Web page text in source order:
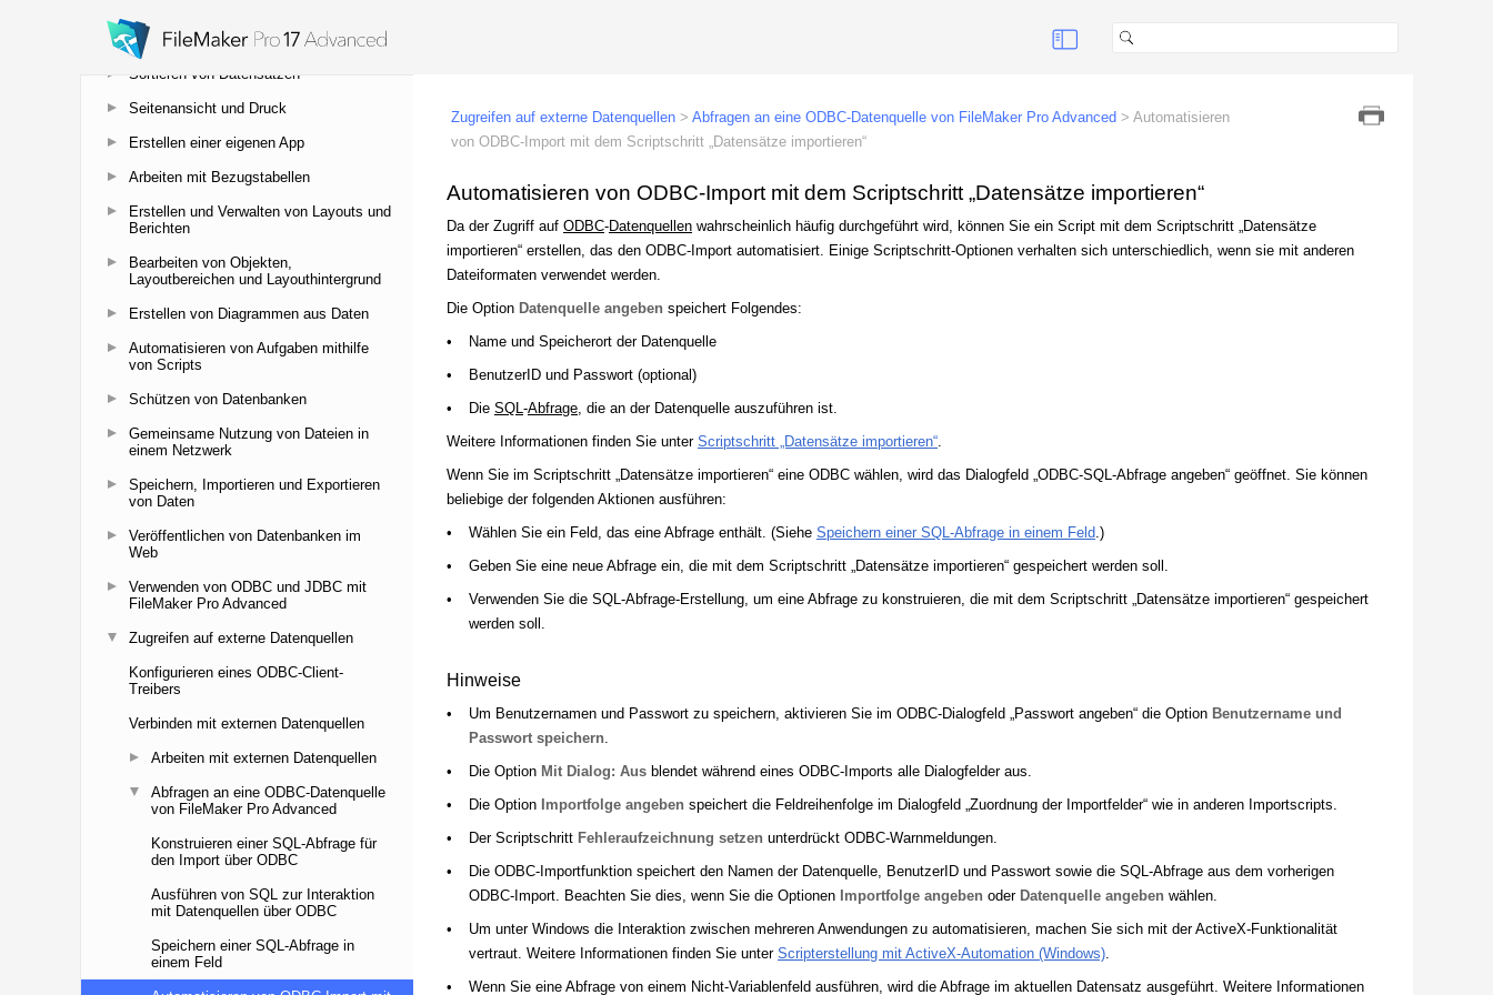
Suchen nach Datensätzen
Sortieren von Datensätzen
Seitenansicht und Druck
Erstellen einer eigenen App
Arbeiten mit Bezugstabellen
Erstellen und Verwalten von Layouts und
Berichten
Bearbeiten von Objekten,
Layoutbereichen und Layouthintergrund
Erstellen von Diagrammen aus Daten
Automatisieren von Aufgaben mithilfe
von Scripts
Schützen von Datenbanken
Gemeinsame Nutzung von Dateien in
einem Netzwerk
Speichern, Importieren und Exportieren
von Daten
Veröffentlichen von Datenbanken im
Web
Verwenden von ODBC und JDBC mit
FileMaker Pro Advanced
Zugreifen auf externe Datenquellen
Konfigurieren eines ODBC-Client-
Treibers
Verbinden mit externen Datenquellen
Arbeiten mit externen Datenquellen
Abfragen an eine ODBC-Datenquelle
von FileMaker Pro Advanced
Konstruieren einer SQL-Abfrage für
den Import über ODBC
Ausführen von SQL zur Interaktion
mit Datenquellen über ODBC
Speichern einer SQL-Abfrage in
einem Feld